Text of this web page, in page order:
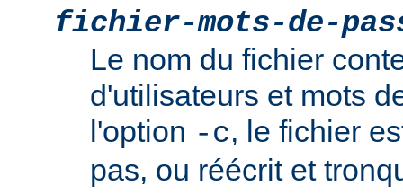
fichier-mots-de-
Le nom du fichier
d'utilisateurs et mots
l'option -c, le fichier
pas, ou réécrit et